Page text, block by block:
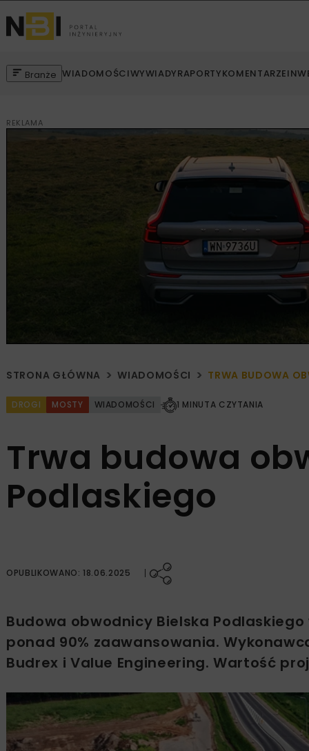
Branże WIADOMOŚCIWYWIADYRAPORTYKOMENTARZE
REKLAMA
STRONA GŁÓWNA WIADOMOŚCI TRWA BUDOWA
DROGI MOSTY WIADOMOŚCI 1 MINUTA CZYTANIA
Trwa budowa
Podlaskiego
OPUBLIKOWANO: 18.06.2025
Budowa obwodnicy Bielska
ponad 90% zaawansowania.
Budrex i Value Engineering. Wartość